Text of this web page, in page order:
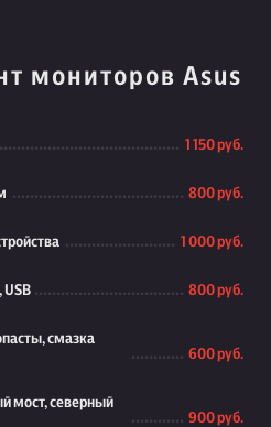
мониторов Asus
1 150 руб.
800 руб.
1 000 руб.
800 руб.
смазка
600 руб.
мост, северный
900 руб.